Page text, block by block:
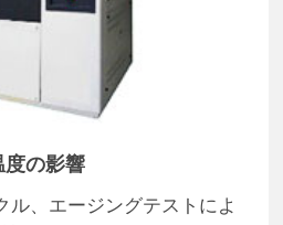
度の影響
ル、エージングテストによ